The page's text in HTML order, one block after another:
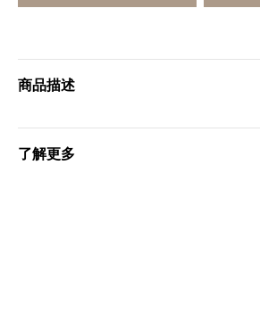
商品描述
了解更多